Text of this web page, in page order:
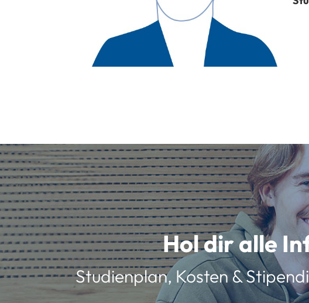
Hol dir alle
Studienplan, Kosten &